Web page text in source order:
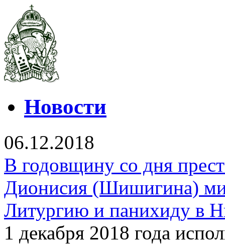
Новости
06.12.2018
В годовщину со дня
Дионисия (Шишигина)
Литургию и панихиду в
1 декабря 2018 года